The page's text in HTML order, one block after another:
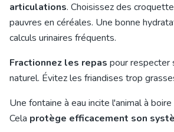
articulations. Choisissez des
pauvres en céréales. Une bonne
calculs urinaires fréquents.
Fractionnez les repas pour respecter
naturel. Évitez les friandises trop
Une fontaine à eau incite l'animal à
Cela protège efficacement son